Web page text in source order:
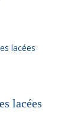
lacées